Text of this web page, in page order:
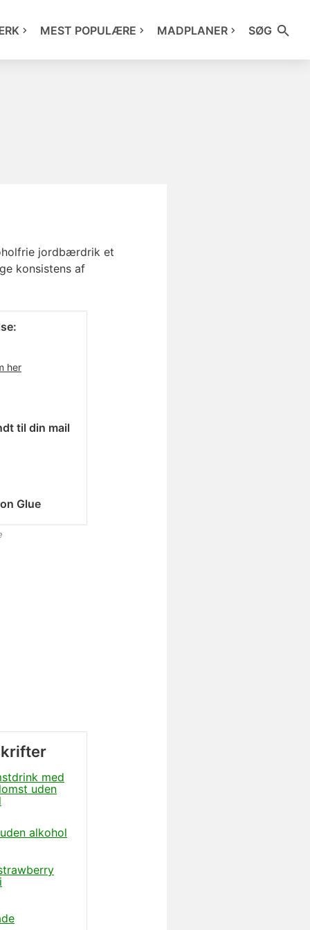
MEST POPULÆRE MADPLANER SØG
jordbærdrik et
konsistens af
her
til din mail
Glue
med
uden
alkohol